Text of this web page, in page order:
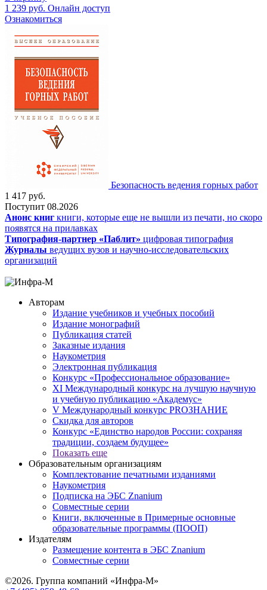
1 239 руб. Онлайн доступ
Ознакомиться
Безопасность ведения горных работ
1 417 руб.
Поступит 08.2026
Анонс книг книги, которые еще не вышли из печати, но скоро
появятся на прилавках
Типография-партнер «Паблит» цифровая типография
Журналы ведущих вузов и научно-исследовательских
организаций
Авторам
Издание учебников и учебных пособий
Издание монографий
Публикация статей
Заказные издания
Наукометрия
Электронная публикация
Конкурс «Профессиональное образование»
XI Международный конкурс на лучшую научную
и учебную публикацию «Академус»
V Международный конкурс PROЗНАНИЕ
Скидка для авторов
Конкурс «Единство народов России: сохраняя
традиции, создаем будущее»
Показать еще
Образовательным организациям
Комплектование печатными изданиями
Наукометрия
Подписка на ЭБС Znanium
Совместные серии
Книги, включенные в Примерные основные
образовательные программы (ПООП)
Издателям
Размещение контента в ЭБС Znanium
Совместные серии
©2026. Группа компаний «Инфра-М»